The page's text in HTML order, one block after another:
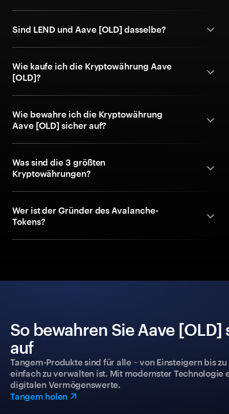
Sind LEND und Aave [OLD] dasselbe?
Wie kaufe ich die Kryptowährung Aave
[OLD]?
Wie bewahre ich die Kryptowährung
Aave [OLD] sicher auf?
Was sind die 3 größten
Kryptowährungen?
Wer ist der Gründer des Avalanche-
Tokens?
So bewahren Sie Aave
auf
Tangem-Produkte sind für alle – von Einsteigern bis
einfach zu verwalten ist. Mit modernster
digitalen Vermögenswerte.
Tangem holen